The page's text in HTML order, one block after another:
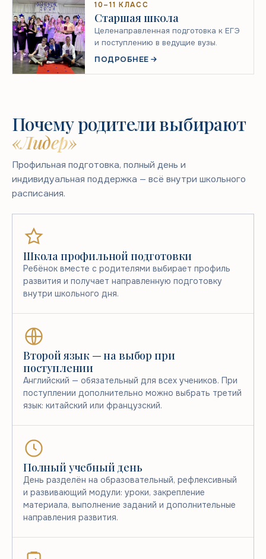
10–11 КЛАСС
Старшая школа
Целенаправленная подготовка к ЕГЭ
и поступлению в ведущие вузы.
ПОДРОБНЕЕ
Почему родители выбирают
«Лидер»
Профильная подготовка, полный день и
индивидуальная поддержка — всё внутри школьного
расписания.
Школа профильной подготовки
Ребёнок вместе с родителями выбирает профиль
развития и получает направленную подготовку
внутри школьного дня.
Второй язык — на выбор при
поступлении
Английский — обязательный для всех учеников. При
поступлении дополнительно можно выбрать третий
язык: китайский или французский.
Полный учебный день
День разделён на образовательный, рефлексивный
и развивающий модули: уроки, закрепление
материала, выполнение заданий и дополнительные
направления развития.